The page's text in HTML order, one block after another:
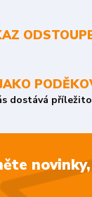
dostává